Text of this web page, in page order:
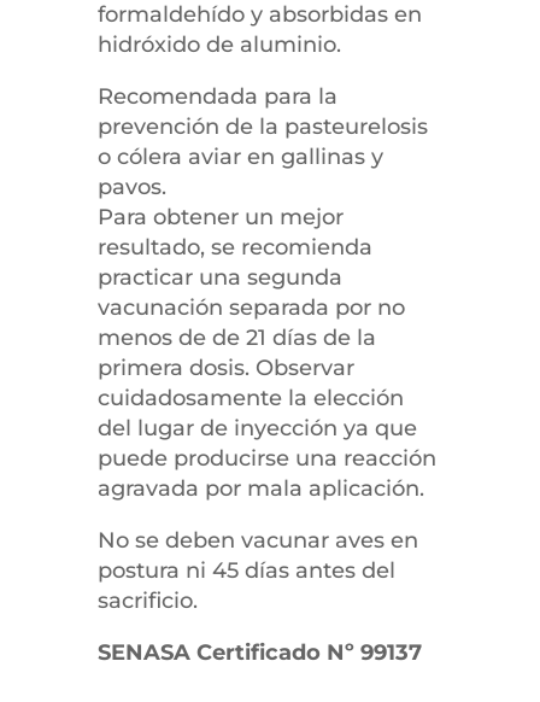
formaldehído y absorbidas en
hidróxido de aluminio.
Recomendada para la
prevención de la pasteurelosis
o cólera aviar en gallinas y
pavos.
Para obtener un mejor
resultado, se recomienda
practicar una segunda
vacunación separada por no
menos de de 21 dí­as de la
primera dosis. Observar
cuidadosamente la elección
del lugar de inyección ya que
puede producirse una reacción
agravada por mala aplicación.
No se deben vacunar aves en
postura ni 45 dí­as antes del
sacrificio.
SENASA Certificado Nº 99137